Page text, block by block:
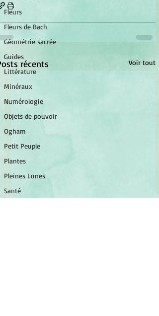
Fleurs
Fleurs de Bach
Géométrie sacrée
Guides
Littérature
Minéraux
Numérologie
Objets de pouvoir
Ogham
Petit Peuple
Plantes
Pleines Lunes
Santé
récents Voir tout